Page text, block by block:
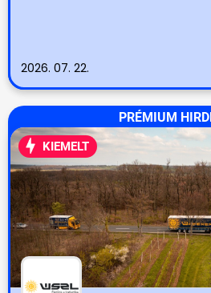
2026. 07. 22.
PRÉMIUM
KIEMELT